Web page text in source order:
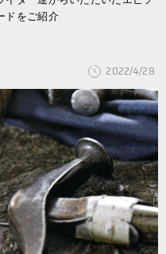
ドをご紹介
2022/4/28